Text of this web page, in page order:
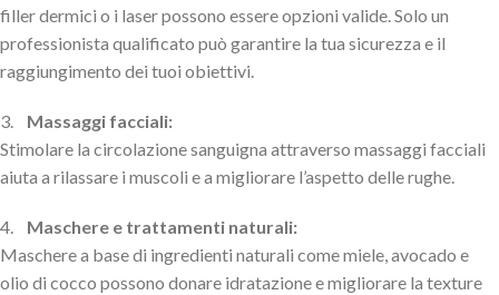
filler dermici o i laser possono essere opzioni valide. Solo un
professionista qualificato può garantire la tua sicurezza e il
raggiungimento dei tuoi obiettivi.
3. Massaggi facciali:
Stimolare la circolazione sanguigna attraverso massaggi facciali
aiuta a rilassare i muscoli e a migliorare l’aspetto delle rughe.
4. Maschere e trattamenti naturali:
Maschere a base di ingredienti naturali come miele, avocado e
olio di cocco possono donare idratazione e migliorare la texture